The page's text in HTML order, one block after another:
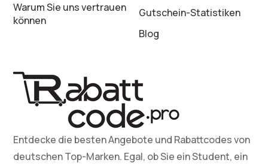
Warum Sie uns vertrauen
können
Gutschein-Statistiken
Blog
Entdecke die besten Angebote und Rabattcodes von
deutschen Top-Marken. Egal, ob Sie ein Student, ein